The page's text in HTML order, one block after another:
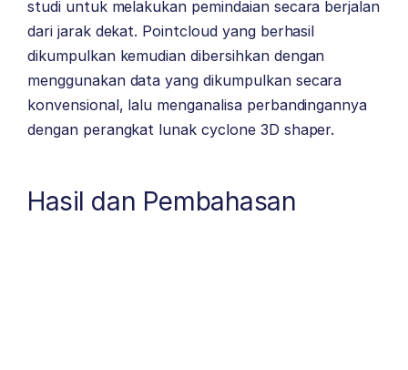
studi untuk melakukan pemindaian secara berjalan
dari jarak dekat. Pointcloud yang berhasil
dikumpulkan kemudian dibersihkan dengan
menggunakan data yang dikumpulkan secara
konvensional, lalu menganalisa perbandingannya
dengan perangkat lunak cyclone 3D shaper.
Hasil dan Pembahasan